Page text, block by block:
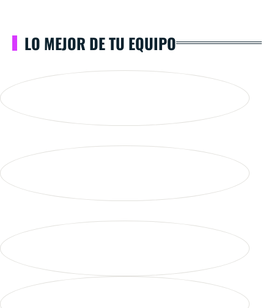
LO MEJOR DE TU EQUIPO